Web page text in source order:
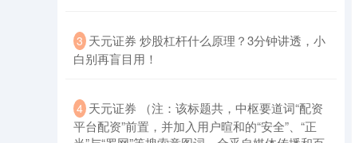
3 ​天元证券 炒股杠杆什么原理？3分钟讲透，小
白别再盲目用！
4 ​天元证券 （注：该标题共，中枢要道词“配资
平台配资”前置，并加入用户暄和的“安全”、“正